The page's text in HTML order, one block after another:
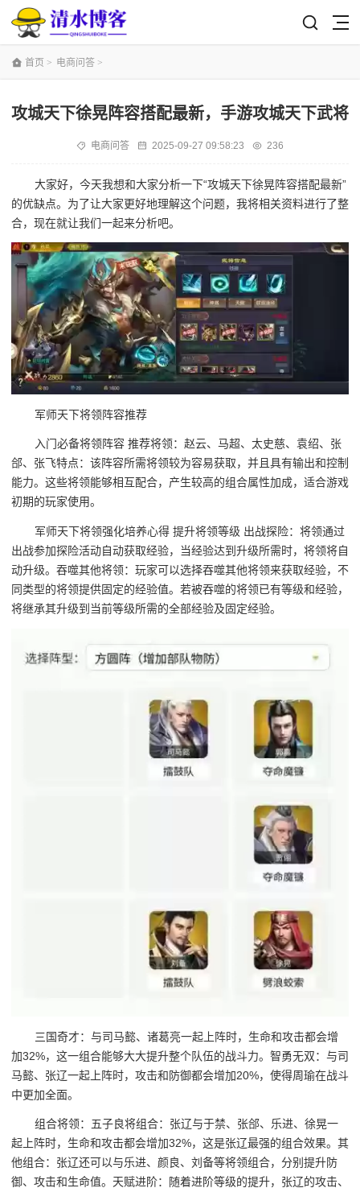
首页 > 电商问答 >
攻城天下徐晃阵容搭配最新，手游攻城天下武将
电商问答 2025-09-27 09:58:23 236
大家好，今天我想和大家分析一下“攻城天下徐晃阵容搭配最新”
的优缺点。为了让大家更好地理解这个问题，我将相关资料进行了整
合，现在就让我们一起来分析吧。
军师天下将领阵容推荐
入门必备将领阵容 推荐将领：赵云、马超、太史慈、袁绍、张
郃、张飞特点：该阵容所需将领较为容易获取，并且具有输出和控制
能力。这些将领能够相互配合，产生较高的组合属性加成，适合游戏
初期的玩家使用。
军师天下将领强化培养心得 提升将领等级 出战探险：将领通过
出战参加探险活动自动获取经验，当经验达到升级所需时，将领将自
动升级。吞噬其他将领：玩家可以选择吞噬其他将领来获取经验，不
同类型的将领提供固定的经验值。若被吞噬的将领已有等级和经验，
将继承其升级到当前等级所需的全部经验及固定经验。
三国奇才：与司马懿、诸葛亮一起上阵时，生命和攻击都会增
加32%，这一组合能够大大提升整个队伍的战斗力。智勇无双：与司
马懿、张辽一起上阵时，攻击和防御都会增加20%，使得周瑜在战斗
中更加全面。
组合将领：五子良将组合：张辽与于禁、张郃、乐进、徐晃一
起上阵时，生命和攻击都会增加32%，这是张辽最强的组合效果。其
他组合：张辽还可以与乐进、颜良、刘备等将领组合，分别提升防
御、攻击和生命值。天赋进阶：随着进阶等级的提升，张辽的攻击、